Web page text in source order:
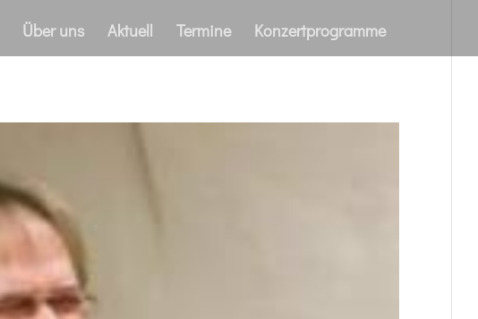
Über uns Aktuell Termine Konzertprogramme